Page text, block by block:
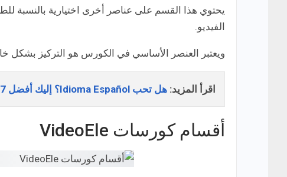
يحتوي هذا القسم على عناصر أخرى اختيارية بالنسبة
الفيديو.
ويعتبر العنصر الأساسي في الكورس هو التركيز بشكل
اقرأ المزيد: هل تحب Idioma Español؟ إليك أفضل 7 مواقع تعلم اللغة الاسبانية مجانا
أقسام كورسات VideoEle